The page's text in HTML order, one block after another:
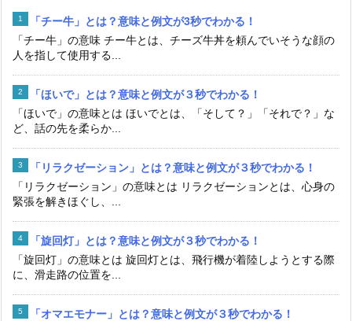
「チー牛」とは？意味と例文が3秒でわかる！
「チー牛」の意味 チー牛とは、チーズ牛丼を頼んでいそうな顔の
人を指して使用する...
「ほいで」とは？意味と例文が３秒でわかる！
「ほいで」の意味とは ほいでとは、「そして？」「それで？」な
ど、話の先を柔らか...
「リラクゼーション」とは？意味と例文が３秒でわかる！
「リラクゼーション」の意味とは リラクゼーションとは、心身の
緊張を解きほぐし、...
「旋回灯」とは？意味と例文が３秒でわかる！
「旋回灯」の意味とは 旋回灯とは、飛行機が着陸しようとする際
に、滑走路の位置を...
「オマエモナー」とは？意味と例文が３秒でわかる！